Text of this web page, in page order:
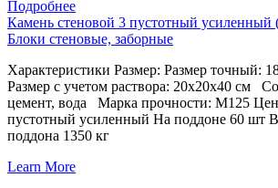
Подробнее
Камень стеновой 3 пустотный усиленный
Блоки стеновые, заборные
Характеристики Размер: Размер точный:
Размер с учетом раствора: 20х20х40 см
цемент, вода Марка прочности: М125
пустотный усиленный На поддоне 60 шт
поддона 1350 кг
Learn More